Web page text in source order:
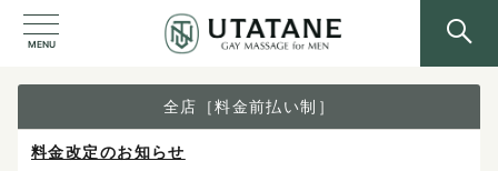
MENU
全店［料金前払い制］
料金改定のお知らせ